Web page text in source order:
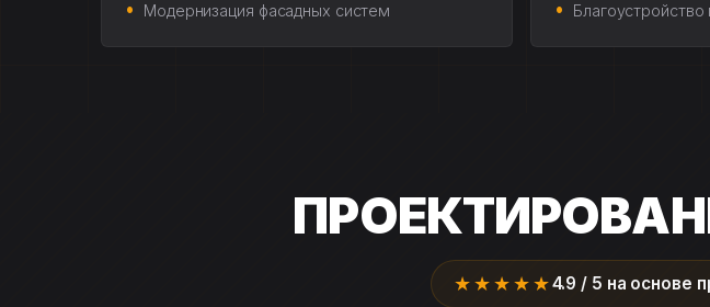
Модернизация фасадных систем
★★★★★4.9 / 5 на основе